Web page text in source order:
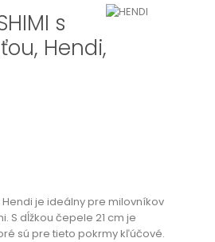
s
Hendi,
je ideálny pre milovníkov
S dĺžkou čepele 21 cm je
sú pre tieto pokrmy kľúčové.